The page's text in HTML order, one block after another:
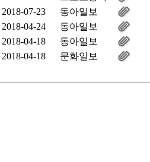
2018-07-23
동아일보
2018-04-24
동아일보
2018-04-18
동아일보
2018-04-18
문화일보